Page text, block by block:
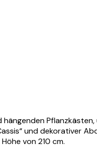
und dekorativer
von 210 cm.